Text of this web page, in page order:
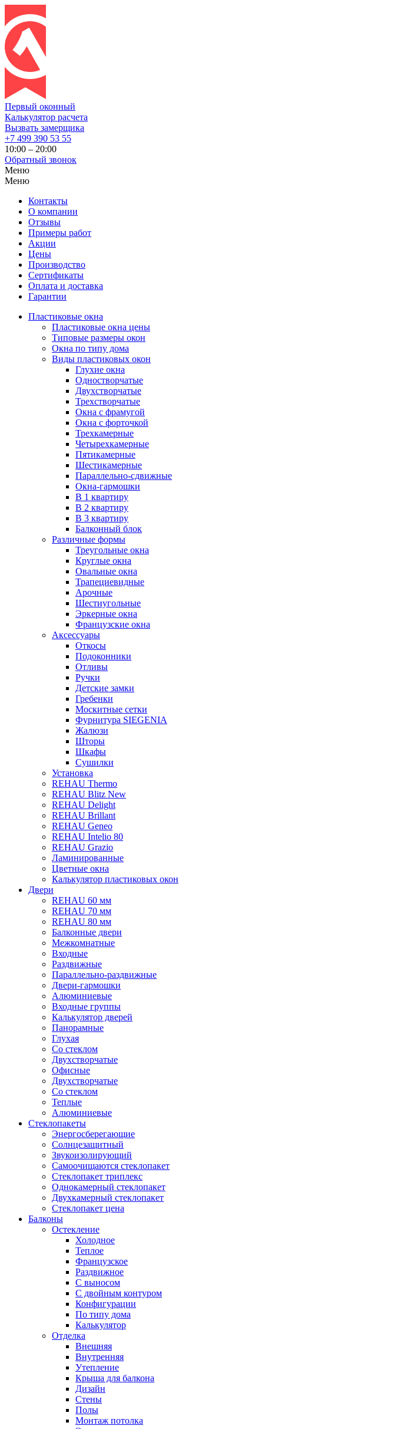
Первый оконный
Калькулятор расчета
Вызвать замерщика
+7 499 390 53 55
10:00 – 20:00
Обратный звонок
Меню
Меню
Контакты
О компании
Отзывы
Примеры работ
Акции
Цены
Производство
Сертификаты
Оплата и доставка
Гарантии
Пластиковые окна
Пластиковые окна цены
Типовые размеры окон
Окна по типу дома
Виды пластиковых окон
Глухие окна
Одностворчатые
Двухстворчатые
Трехстворчатые
Окна с фрамугой
Окна с форточкой
Трехкамерные
Четырехкамерные
Пятикамерные
Шестикамерные
Параллельно-сдвижные
Окна-гармошки
В 1 квартиру
В 2 квартиру
В 3 квартиру
Балконный блок
Различные формы
Треугольные окна
Круглые окна
Овальные окна
Трапециевидные
Арочные
Шестиугольные
Эркерные окна
Французские окна
Аксессуары
Откосы
Подоконники
Отливы
Ручки
Детские замки
Гребенки
Москитные сетки
Фурнитура SIEGENIA
Жалюзи
Шторы
Шкафы
Сушилки
Установка
REHAU Thermo
REHAU Blitz New
REHAU Delight
REHAU Brillant
REHAU Geneo
REHAU Intelio 80
REHAU Grazio
Ламинированные
Цветные окна
Калькулятор пластиковых окон
Двери
REHAU 60 мм
REHAU 70 мм
REHAU 80 мм
Балконные двери
Межкомнатные
Входные
Раздвижные
Параллельно-раздвижные
Двери-гармошки
Алюминиевые
Входные группы
Калькулятор дверей
Панорамные
Глухая
Со стеклом
Двухстворчатые
Офисные
Двухстворчатые
Со стеклом
Теплые
Алюминиевые
Стеклопакеты
Энергосберегающие
Солнцезащитный
Звукоизолирующий
Самоочищаются стеклопакет
Стеклопакет триплекс
Однокамерный стеклопакет
Двухкамерный стеклопакет
Стеклопакет цена
Балконы
Остекление
Холодное
Теплое
Французское
Раздвижное
С выносом
С двойным контуром
Конфигурации
По типу дома
Калькулятор
Отделка
Внешняя
Внутренняя
Утепление
Крыша для балкона
Дизайн
Стены
Полы
Монтаж потолка